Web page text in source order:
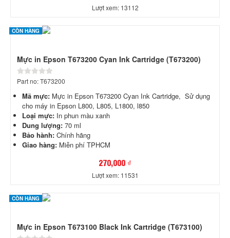
Lượt xem: 13112
CÒN HÀNG
Mực in Epson T673200 Cyan Ink Cartridge (T673200)
Part no: T673200
Mã mực: Mực in Epson T673200 Cyan Ink Cartridge, Sử dụng
cho máy in Epson L800, L805, L1800, l850
Loại mực: In phun màu xanh
Dung lượng: 70 ml
Bảo hành: Chính hãng
Giao hàng: Miễn phí TPHCM
270,000 ₫
Lượt xem: 11531
CÒN HÀNG
Mực in Epson T673100 Black Ink Cartridge (T673100)